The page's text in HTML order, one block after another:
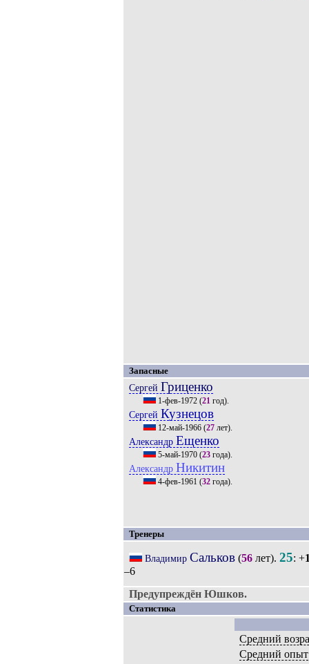
Запасные
Сергей Гриценко
1-фев-1972(21год).
Сергей Кузнецов
12-май-1966(27лет).
Александр Ещенко
5-май-1970(23года).
Александр Никитин
4-фев-1961 (32года).
Тренеры
Владимир Сальков(56лет). 25: +
–6
Предупреждён Юшков.
Статистика
Средний
Средний опыт